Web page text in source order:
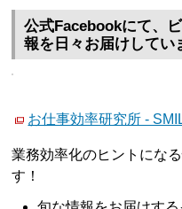
公式Facebookにて、
報を日々お届けしてい
お仕事効率研究所 -
業務効率化のヒントにな
す！